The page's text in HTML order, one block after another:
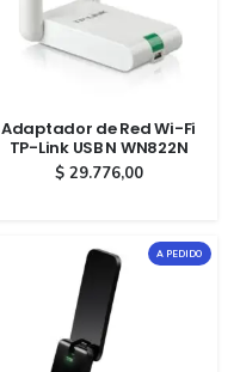
Adaptador de Red Wi-Fi
TP-Link USB N WN822N
$29.776,00
A PEDIDO